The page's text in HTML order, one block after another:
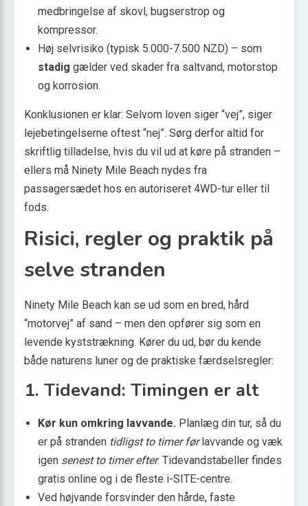
medbringelse af skovl, bugserstrop og
kompressor.
Høj selvrisiko (typisk 5.000-7.500 NZD) – som
stadig gælder ved skader fra saltvand, motorstop
og korrosion.
Konklusionen er klar: Selvom loven siger “vej”, siger
lejebetingelserne oftest “nej”. Sørg derfor altid for
skriftlig tilladelse, hvis du vil ud at køre på stranden –
ellers må Ninety Mile Beach nydes fra
passagersædet hos en autoriseret 4WD-tur eller til
fods.
Risici, regler og praktik på
selve stranden
Ninety Mile Beach kan se ud som en bred, hård
“motorvej” af sand – men den opfører sig som en
levende kyststrækning. Kører du ud, bør du kende
både naturens luner og de praktiske færdselsregler:
1. Tidevand: Timingen er alt
Kør kun omkring lavvande. Planlæg din tur, så du
er på stranden tidligst to timer førlavvande og væk
igen senest to timer efter. Tidevandstabeller findes
gratis online og i de fleste i-SITE-centre.
Ved højvande forsvinder den hårde, faste